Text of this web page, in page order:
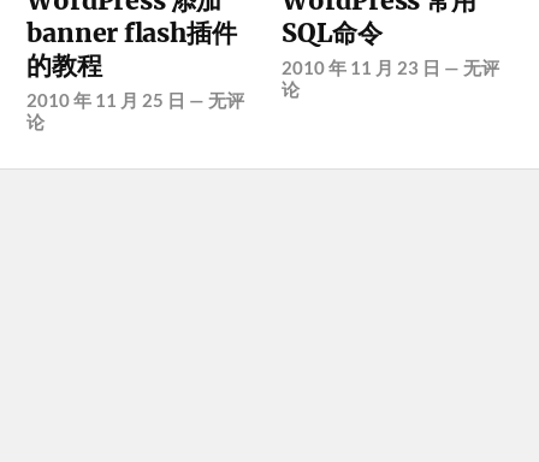
banner flash插件
的教程
2010 年 11 月 25 日 —无评
论
SQL命令
2010 年 11 月 23 日 —无评
论